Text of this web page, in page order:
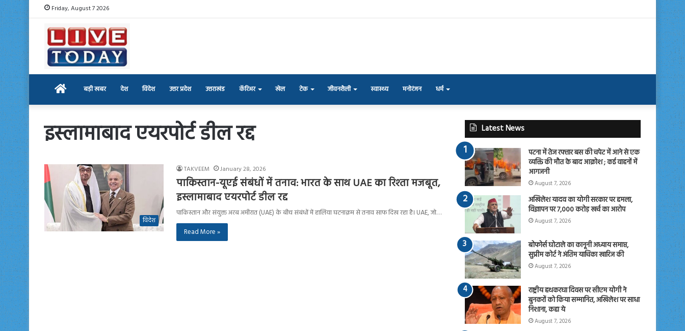
Friday, August 7 2026
Home बड़ी खबर देश विदेश उत्तर प्रदेश उत्तराखंड कॅरिअर खेल टेक जीवनशैली स्वास्थ्य मनोरंजन धर्म
इस्लामाबाद एयरपोर्ट डील रद्द
विदेश
TAKVEEM January 28, 2026
पाकिस्तान-यूएई संबंधों में तनाव: भारत के साथ UAE का रिश्ता मजबूत,
इस्लामाबाद एयरपोर्ट डील रद्द
पाकिस्तान और संयुक्त अरब अमीरात (UAE) के बीच संबंधों में हालिया घटनाक्रम से तनाव साफ दिख रहा है। UAE, जो…
Read More »
Latest News
पटना में तेज रफ्तार बस की चपेट में आने से एक
व्यक्ति की मौत के बाद आक्रोश ; कई वाहनों में
आगजनी
August 7, 2026
अखिलेश यादव का योगी सरकार पर हमला,
विज्ञापन पर 7,000 करोड़ खर्च का आरोप
August 7, 2026
बोफोर्स घोटाले का कानूनी अध्याय समाप्त,
सुप्रीम कोर्ट ने अंतिम याचिका खारिज की
August 7, 2026
राष्ट्रीय हथकरघा दिवस पर सीएम योगी ने
बुनकरों को किया सम्मानित, अखिलेश पर साधा
निशाना, कहा ये
August 7, 2026